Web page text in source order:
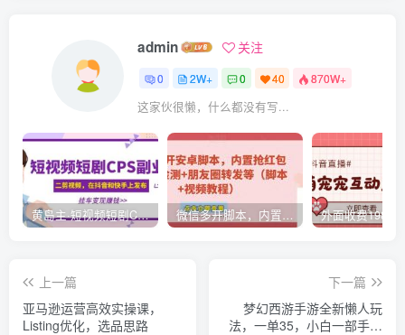
admin 关注
0 2W+ 0 40 870W+
这家伙很懒，什么都没有写...
黄岛主·短视频短剧CPS副业项目：二剪视频在抖音和快手上发布，挂车变现 微信多开脚本，内置抢红包+好友检测+朋友圈转发等（安卓脚本+视频教程）
上一篇
亚马逊运营高效实操课，
Listing优化，选品思路
下一篇
梦幻西游手游全新懒人玩
法，一单35，小白一部手机